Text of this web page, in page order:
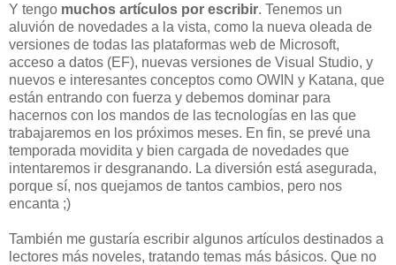
Y tengo muchos artículos por escribir. Tenemos un
aluvión de novedades a la vista, como la nueva oleada de
versiones de todas las plataformas web de Microsoft,
acceso a datos (EF), nuevas versiones de Visual Studio, y
nuevos e interesantes conceptos como OWIN y Katana, que
están entrando con fuerza y debemos dominar para
hacernos con los mandos de las tecnologías en las que
trabajaremos en los próximos meses. En fin, se prevé una
temporada movidita y bien cargada de novedades que
intentaremos ir desgranando. La diversión está asegurada,
porque sí, nos quejamos de tantos cambios, pero nos
encanta ;)
También me gustaría escribir algunos artículos destinados a
lectores más noveles, tratando temas más básicos. Que no